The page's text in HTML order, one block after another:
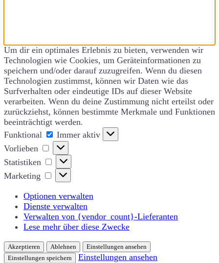
Um dir ein optimales Erlebnis zu bieten, verwenden wir
Technologien wie Cookies, um Geräteinformationen zu
speichern und/oder darauf zuzugreifen. Wenn du diesen
Technologien zustimmst, können wir Daten wie das
Surfverhalten oder eindeutige IDs auf dieser Website
verarbeiten. Wenn du deine Zustimmung nicht erteilst oder
zurückziehst, können bestimmte Merkmale und Funktionen
beeinträchtigt werden.
Funktional
Funktional
Immer aktiv
Vorlieben
Vorlieben
Statistiken
Statistiken
Marketing
Marketing
Optionen verwalten
Dienste verwalten
Verwalten von {vendor_count}-Lieferanten
Lese mehr über diese Zwecke
Akzeptieren Ablehnen
Einstellungen ansehen
Einstellungen speichern
Einstellungen ansehen